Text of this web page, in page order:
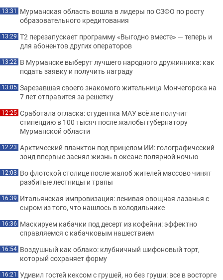
13:31 Мурманская область вошла в лидеры по СЗФО по росту
образовательного кредитования
13:29 Т2 перезапускает программу «Выгодно вместе» — теперь и
для абонентов других операторов
13:22 В Мурманске выберут лучшего народного дружинника: как
подать заявку и получить награду
13:05 Зарезавшая своего знакомого жительница Мончегорска на
7 лет отправится за решетку
12:25 Сработала огласка: студентка МАУ всё же получит
стипендию в 100 тысяч после жалобы губернатору
Мурманской области
12:23 Арктический планктон под прицелом ИИ: голографический
зонд впервые заснял жизнь в океане полярной ночью
12:03 Во флотской столице после жалоб жителей массово чинят
разбитые лестницы и трапы
16:39 Итальянская импровизация: ленивая овощная лазанья с
сыром из того, что нашлось в холодильнике
16:36 Маскируем кабачки под десерт из кофейни: эффектно
справляемся с кабачковым нашествием
16:54 Воздушный как облако: клубничный шифоновый торт,
который сохраняет форму
16:21 Удивил гостей кексом с грушей, но без груши: все в восторге